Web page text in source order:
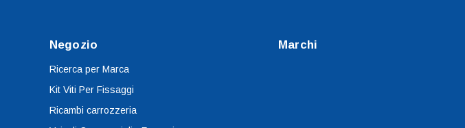
Negozio
Ricerca per Marca
Kit Viti Per Fissaggi
Ricambi carrozzeria
Marchi